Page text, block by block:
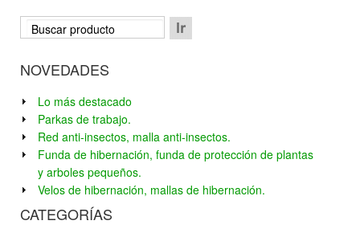
NOVEDADES
Lo más destacado
Parkas de trabajo.
Red anti-insectos, malla anti-insectos.
Funda de hibernación, funda de protección de plantas
y arboles pequeños.
Velos de hibernación, mallas de hibernación.
CATEGORÍAS